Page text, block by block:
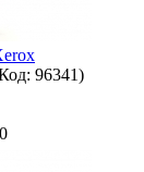
96341)